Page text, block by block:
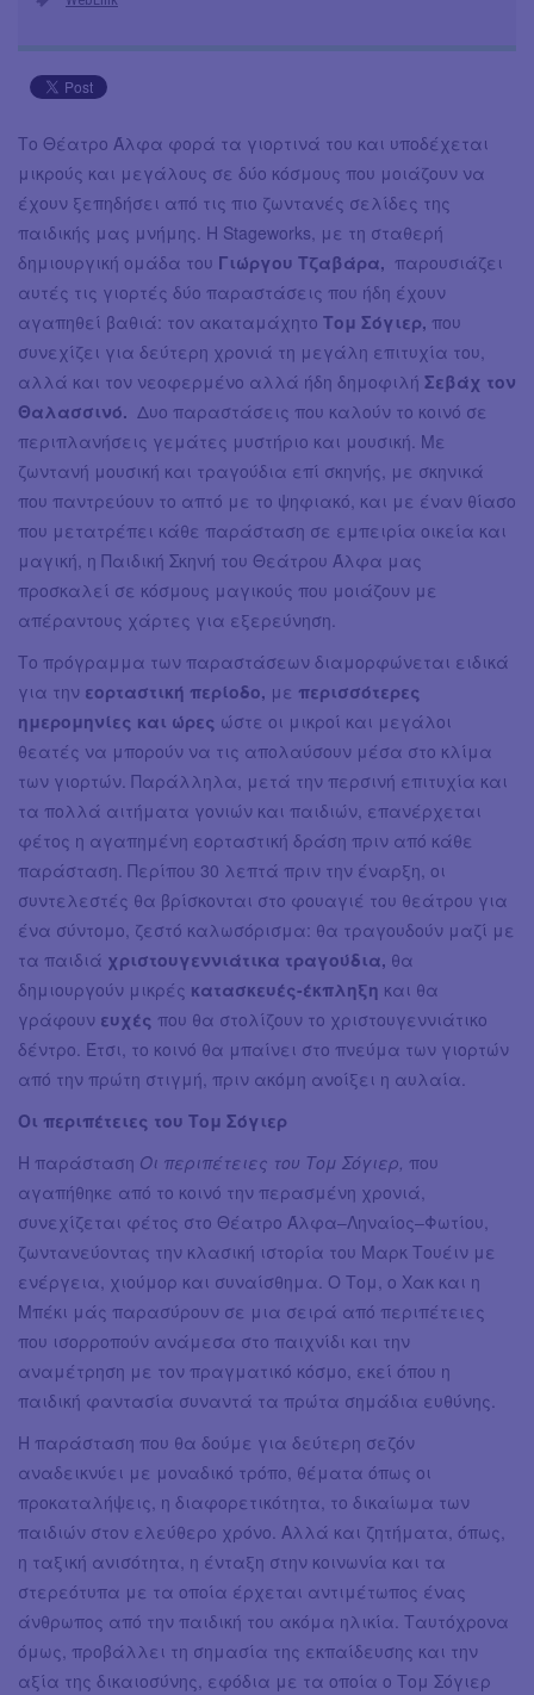
Το Θέατρο Άλφα φορά τα γιορτινά του και υποδέχεται
μικρούς και μεγάλους σε δύο κόσμους που μοιάζουν να
έχουν ξεπηδήσει από τις πιο ζωντανές σελίδες της
παιδικής μας μνήμης. Η Stageworks, με τη σταθερή
δημιουργική ομάδα του Γιώργου Τζαβάρα, παρουσιάζει
αυτές τις γιορτές δύο παραστάσεις που ήδη έχουν
αγαπηθεί βαθιά: τον ακαταμάχητο Τομ Σόγιερ, που
συνεχίζει για δεύτερη χρονιά τη μεγάλη επιτυχία του,
αλλά και τον νεοφερμένο αλλά ήδη δημοφιλή Σεβάχ τον
Θαλασσινό. Δυο παραστάσεις που καλούν το κοινό σε
περιπλανήσεις γεμάτες μυστήριο και μουσική. Με
ζωντανή μουσική και τραγούδια επί σκηνής, με σκηνικά
που παντρεύουν το απτό με το ψηφιακό, και με έναν θίασο
που μετατρέπει κάθε παράσταση σε εμπειρία οικεία και
μαγική, η Παιδική Σκηνή του Θεάτρου Άλφα μας
προσκαλεί σε κόσμους μαγικούς που μοιάζουν με
απέραντους χάρτες για εξερεύνηση.
Το πρόγραμμα των παραστάσεων διαμορφώνεται ειδικά
για την εορταστική περίοδο, με περισσότερες
ημερομηνίες και ώρες ώστε οι μικροί και μεγάλοι
θεατές να μπορούν να τις απολαύσουν μέσα στο κλίμα
των γιορτών. Παράλληλα, μετά την περσινή επιτυχία και
τα πολλά αιτήματα γονιών και παιδιών, επανέρχεται
φέτος η αγαπημένη εορταστική δράση πριν από κάθε
παράσταση. Περίπου 30 λεπτά πριν την έναρξη, οι
συντελεστές θα βρίσκονται στο φουαγιέ του θεάτρου για
ένα σύντομο, ζεστό καλωσόρισμα: θα τραγουδούν μαζί με
τα παιδιά χριστουγεννιάτικα τραγούδια, θα
δημιουργούν μικρές κατασκευές-έκπληξη και θα
γράφουν ευχές που θα στολίζουν το χριστουγεννιάτικο
δέντρο. Έτσι, το κοινό θα μπαίνει στο πνεύμα των γιορτών
από την πρώτη στιγμή, πριν ακόμη ανοίξει η αυλαία.
Οι περιπέτειες του Τομ Σόγιερ
Η παράσταση Οι περιπέτειες του Τομ Σόγιερ, που
αγαπήθηκε από το κοινό την περασμένη χρονιά,
συνεχίζεται φέτος στο Θέατρο Άλφα–Ληναίος–Φωτίου,
ζωντανεύοντας την κλασική ιστορία του Μαρκ Τουέιν με
ενέργεια, χιούμορ και συναίσθημα. Ο Τομ, ο Χακ και η
Μπέκι μάς παρασύρουν σε μια σειρά από περιπέτειες
που ισορροπούν ανάμεσα στο παιχνίδι και την
αναμέτρηση με τον πραγματικό κόσμο, εκεί όπου η
παιδική φαντασία συναντά τα πρώτα σημάδια ευθύνης.
Η παράσταση που θα δούμε για δεύτερη σεζόν
αναδεικνύει με μοναδικό τρόπο, θέματα όπως οι
προκαταλήψεις, η διαφορετικότητα, το δικαίωμα των
παιδιών στον ελεύθερο χρόνο. Αλλά και ζητήματα, όπως,
η ταξική ανισότητα, η ένταξη στην κοινωνία και τα
στερεότυπα με τα οποία έρχεται αντιμέτωπος ένας
άνθρωπος από την παιδική του ακόμα ηλικία. Ταυτόχρονα
όμως, προβάλλει τη σημασία της εκπαίδευσης και την
αξία της δικαιοσύνης, εφόδια με τα οποία ο Τομ Σόγιερ